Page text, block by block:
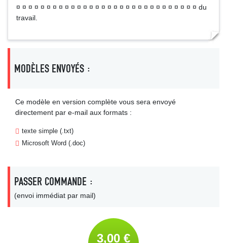
¤ ¤ ¤ ¤ ¤ ¤ ¤ ¤ ¤ ¤ ¤ ¤ ¤ ¤ ¤ ¤ ¤ ¤ ¤ ¤ ¤ ¤ ¤ ¤ ¤ ¤ ¤ ¤ ¤ ¤ du
travail.
MODÈLES ENVOYÉS :
Ce modèle en version complète vous sera envoyé
directement par e-mail aux formats :
texte simple (.txt)
Microsoft Word (.doc)
PASSER COMMANDE :
(envoi immédiat par mail)
3,00 €